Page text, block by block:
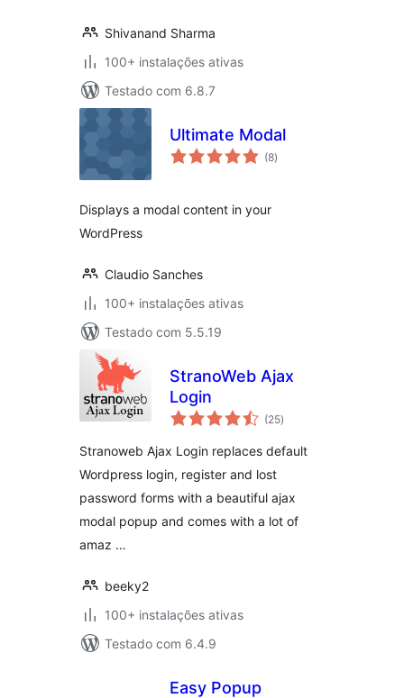
Shivanand Sharma
100+ instalações ativas
Testado com 6.8.7
Ultimate Modal
(8avaliações
totais
)
Displays a modal content in your
WordPress
Claudio Sanches
100+ instalações ativas
Testado com 5.5.19
StranoWeb Ajax
Login
(25avaliações
totais
)
Stranoweb Ajax Login replaces default
Wordpress login, register and lost
password forms with a beautiful ajax
modal popup and comes with a lot of
amaz …
beeky2
100+ instalações ativas
Testado com 6.4.9
Easy Popup